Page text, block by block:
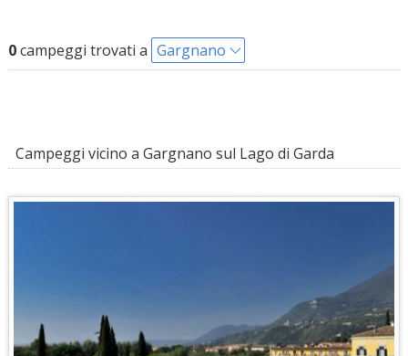
0campeggi trovati a Gargnano
Campeggi vicino a Gargnano sul Lago di Garda